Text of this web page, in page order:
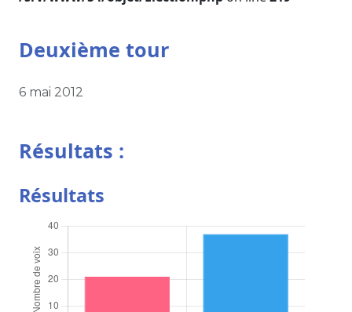
Deuxième tour
6 mai 2012
Résultats :
Résultats